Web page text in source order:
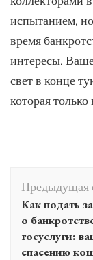
испытанием,
время
интересы.
свет в конце
которая только
по
записям
Предыдущая
Как подать
о
госуслуги:
спасению